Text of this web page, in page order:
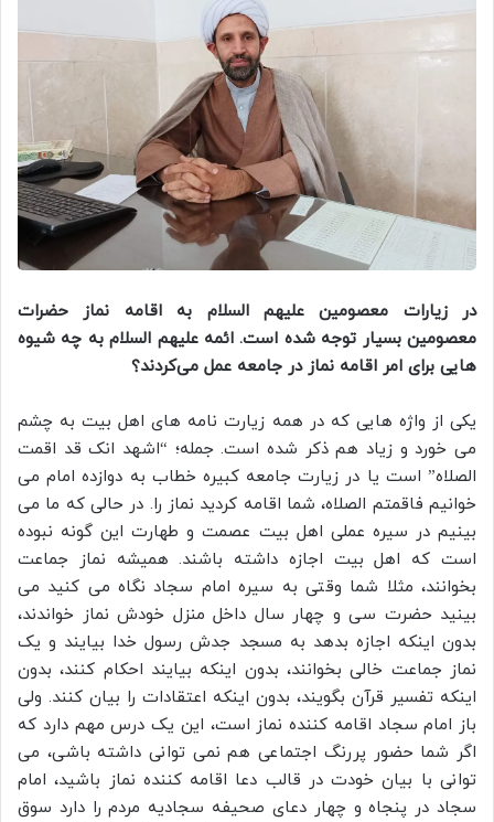
در زیارات معصومین علیهم السلام به اقامه نماز حضرات
معصومین بسیار توجه شده است. ائمه علیهم السلام به چه شیوه
هایی برای امر اقامه نماز در جامعه عمل می‌کردند؟
یکی از واژه هایی که در همه زیارت نامه های اهل بیت به چشم
می خورد و زیاد هم ذکر شده است. جمله؛ “اشهد انک قد اقمت
الصلاه” است یا در زیارت جامعه کبیره خطاب به دوازده امام می
خوانیم فاقمتم الصلاه، شما اقامه کردید نماز را. در حالی که ما می
بینیم در سیره عملی اهل بیت عصمت و طهارت این گونه نبوده
است که اهل بیت اجازه داشته باشند. همیشه نماز جماعت
بخوانند، مثلا شما وقتی به سیره امام سجاد نگاه می کنید می
بینید حضرت سی و چهار سال داخل منزل خودش نماز خواندند،
بدون اینکه اجازه بدهد به مسجد جدش رسول خدا بیایند و یک
نماز جماعت خالی بخوانند، بدون اینکه بیایند احکام کنند، بدون
اینکه تفسیر قرآن بگویند، بدون اینکه اعتقادات را بیان کنند. ولی
باز امام سجاد اقامه کننده نماز است، این یک درس مهم دارد که
اگر شما حضور پررنگ اجتماعی هم نمی توانی داشته باشی، می
توانی با بیان خودت در قالب دعا اقامه کننده نماز باشید، امام
سجاد در پنجاه و چهار دعای صحیفه سجادیه مردم را دارد سوق